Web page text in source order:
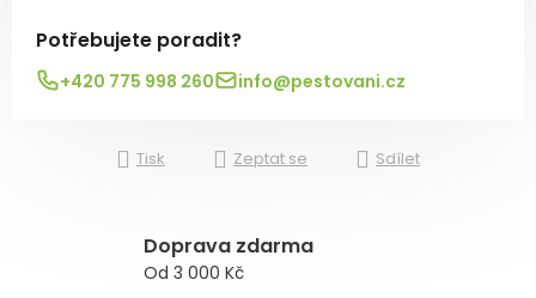
Potřebujete poradit?
+420 775 998 260 info@pestovani.cz
Tisk Zeptat se Sdílet
Doprava zdarma
Od 3 000 Kč